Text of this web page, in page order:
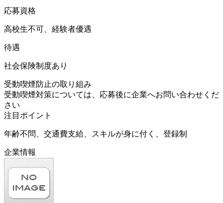
応募資格
高校生不可、経験者優遇
待遇
社会保険制度あり
受動喫煙防止の取り組み
受動喫煙対策については、応募後に企業へお問い合わせくだ
さい
注目ポイント
年齢不問、交通費支給、スキルが身に付く、登録制
企業情報